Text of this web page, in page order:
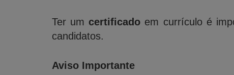
Ter um certificado em currículo é
candidatos.
Aviso Importante